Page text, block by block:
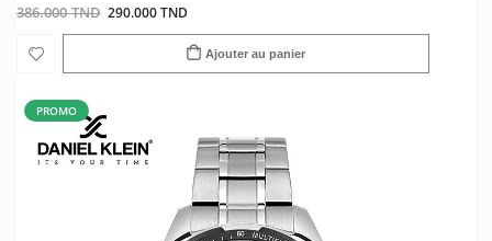
386.000 TND 290.000 TND
Ajouter au panier
PROMO